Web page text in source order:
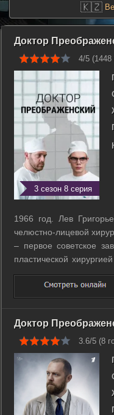
🇰🇿
Доктор
4/5 (1448
3 сезон 8 серия
1966 год. Лев
челюстно-лицевой
– первое советское
пластической
этой передовой
Игорь Зорин, мечтает
талантливые ...
Доктор
3.6/5 (8